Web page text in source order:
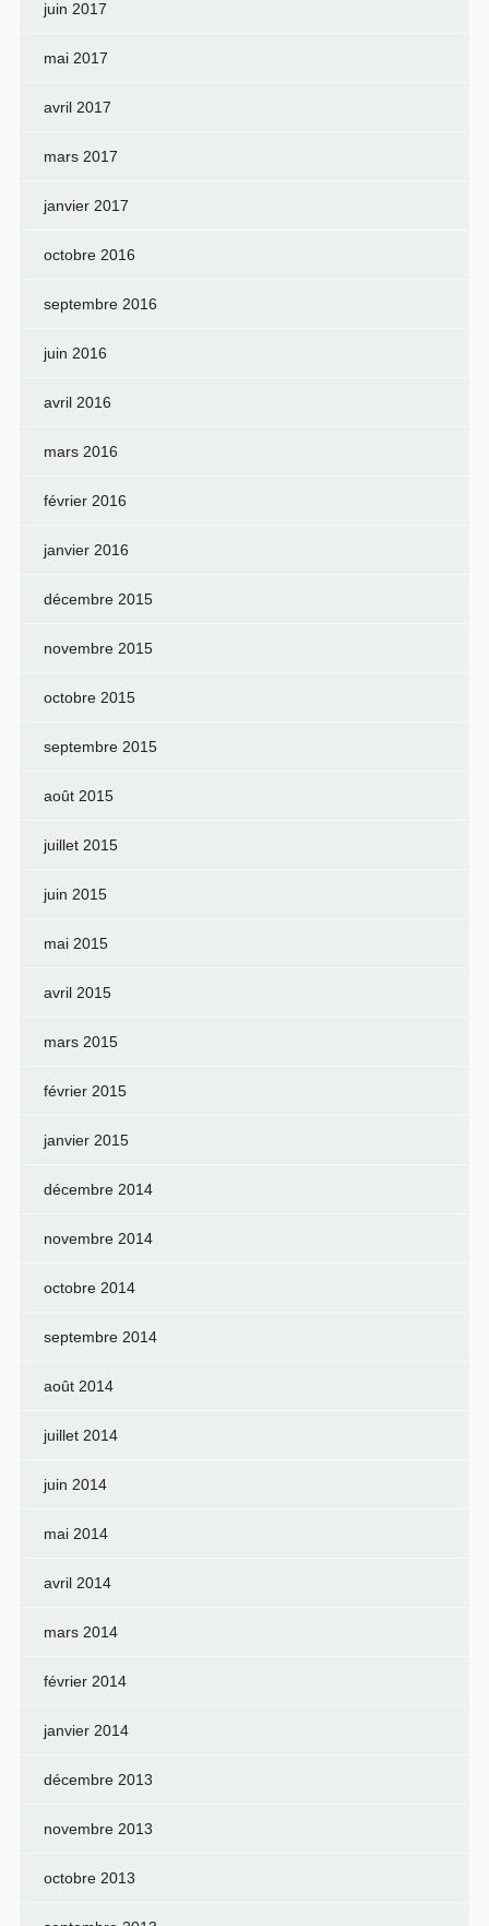
juin 2017
mai 2017
avril 2017
mars 2017
janvier 2017
octobre 2016
septembre 2016
juin 2016
avril 2016
mars 2016
février 2016
janvier 2016
décembre 2015
novembre 2015
octobre 2015
septembre 2015
août 2015
juillet 2015
juin 2015
mai 2015
avril 2015
mars 2015
février 2015
janvier 2015
décembre 2014
novembre 2014
octobre 2014
septembre 2014
août 2014
juillet 2014
juin 2014
mai 2014
avril 2014
mars 2014
février 2014
janvier 2014
décembre 2013
novembre 2013
octobre 2013